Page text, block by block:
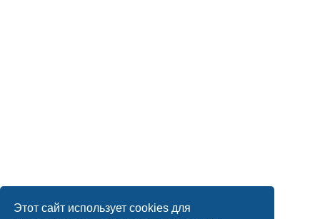
Этот сайт использует cookies для